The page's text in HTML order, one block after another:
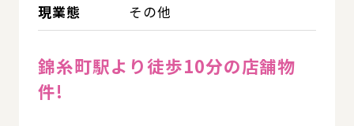
現業態
その他
錦糸町駅より徒歩10分の店舗物
件!